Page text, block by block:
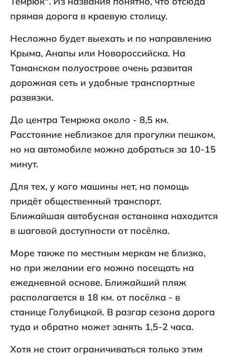
прямая дорога в краевую столицу.
Несложно будет выехать и по направлению
Крыма, Анапы или Новороссийска. На
Таманском полуострове очень развитая
дорожная сеть и удобные транспортные
развязки.
До центра Темрюка около - 8,5 км.
Расстояние неблизкое для прогулки пешком,
но на автомобиле можно добраться за 10-15
минут.
Для тех, у кого машины нет, на помощь
придёт общественный транспорт.
Ближайшая автобусная остановка находится
в шаговой доступности от посёлка.
Море также по местным меркам не близко,
но при желании его можно посещать на
ежедневной основе. Ближайший пляж
располагается в 18 км. от посёлка - в
станице Голубицкой. В разгар сезона дорога
туда и обратно может занять 1,5-2 часа.
Хотя не стоит ограничиваться только этим